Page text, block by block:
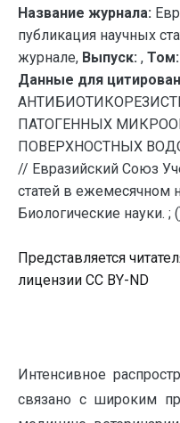
Название журнала:
публикация научных
журнале, Выпуск: , Том:
Данные для
ПАТОГЕННЫХ
ПОВЕРХНОСТНЫХ
// Евразийский Союз
статей в ежемесячном
Биологические науки. ;
Представляется
лицензии CC BY-ND
Интенсивное
связано с широким